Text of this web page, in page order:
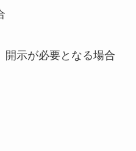
開示が必要となる場合